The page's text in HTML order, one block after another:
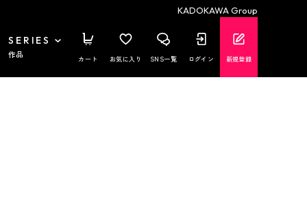
KADOKAWA Group
SERIES
作品 カート お気に入り SNS一覧 ログイン 新規登録